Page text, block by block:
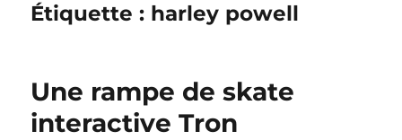
Étiquette : harley powell
Une rampe de skate
interactive Tron